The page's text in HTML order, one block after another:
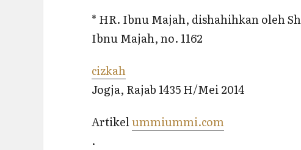
* HR. Ibnu Majah, dishahihkan oleh
Ibnu Majah, no. 1162
cizkah
Jogja, Rajab 1435 H/Mei 2014
Artikelummiummi.com
.